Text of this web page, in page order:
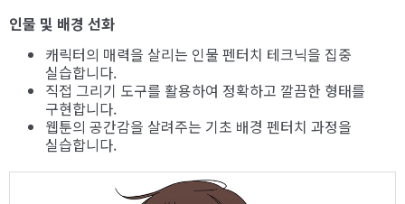
인물 및 배경 선화
캐릭터의 매력을 살리는 인물 펜터치 테크닉을 집중
실습합니다.
직접 그리기 도구를 활용하여 정확하고 깔끔한 형태를
구현합니다.
웹툰의 공간감을 살려주는 기초 배경 펜터치 과정을
실습합니다.